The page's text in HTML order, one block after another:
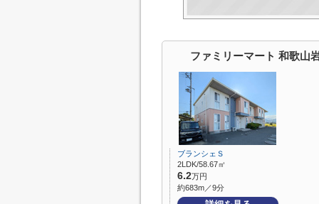
ファミリーマート 和歌山
ブランシェＳ
2LDK/58.67㎡
6.2万円
約683m／9分